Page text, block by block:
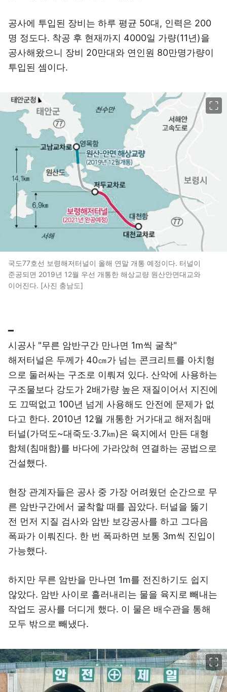
공사에 투입된 장비는 하루 평균 50대, 인력은 200
명 정도다. 착공 후 현재까지 4000일 가량(11년)을
공사해왔으니 장비 20만대와 연인원 80만명가량이
투입된 셈이다.
국도77호선 보령해저터널이 올해 연말 개통 예정이다. 터널이
준공되면 2019년 12월 우선 개통한 해상교량 원산안면대교와
이어진다. [사진 충남도]
━
시공사 "무른 암반구간 만나면 1m씩 굴착"
해저터널은 두께가 40㎝가 넘는 콘크리트를 아치형
으로 둘러싸는 구조로 이뤄져 있다. 산악에 사용하는
구조물보다 강도가 2배가량 높은 재질이어서 지진에
도 끄떡없고 100년 넘게 사용해도 안전에 문제가 없
다고 한다. 2010년 12월 개통한 거가대교 해저침매
터널(가덕도~대죽도·3.7㎞)은 육지에서 만든 대형
함체(침매함)를 바다에 가라앉혀 연결하는 공법으로
건설했다.
현장 관계자들은 공사 중 가장 어려웠던 순간으로 무
른 암반구간에서 굴착할 때를 꼽았다. 터널을 뚫기
전 먼저 지질 검사와 암반 보강공사를 하고 그다음
폭파가 이뤄진다. 한 번 폭파하면 보통 3m씩 진입이
가능했다.
하지만 무른 암반을 만나면 1m를 전진하기도 쉽지
않았다. 암반 사이로 흘러내리는 물을 육지로 빼내는
작업도 공사를 더디게 했다. 이 물은 배수관을 통해
모두 밖으로 빼냈다.